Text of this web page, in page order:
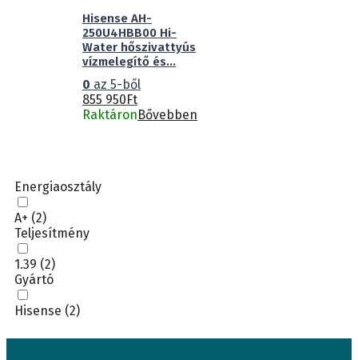
Hisense AH-
250U4HBB00 Hi-
Water hőszivattyús
vízmelegítő és...
0 az 5-ből
855 950Ft
RaktáronBővebben
Energiaosztály
A+ (2)
Teljesítmény
1.39 (2)
Gyártó
Hisense (2)